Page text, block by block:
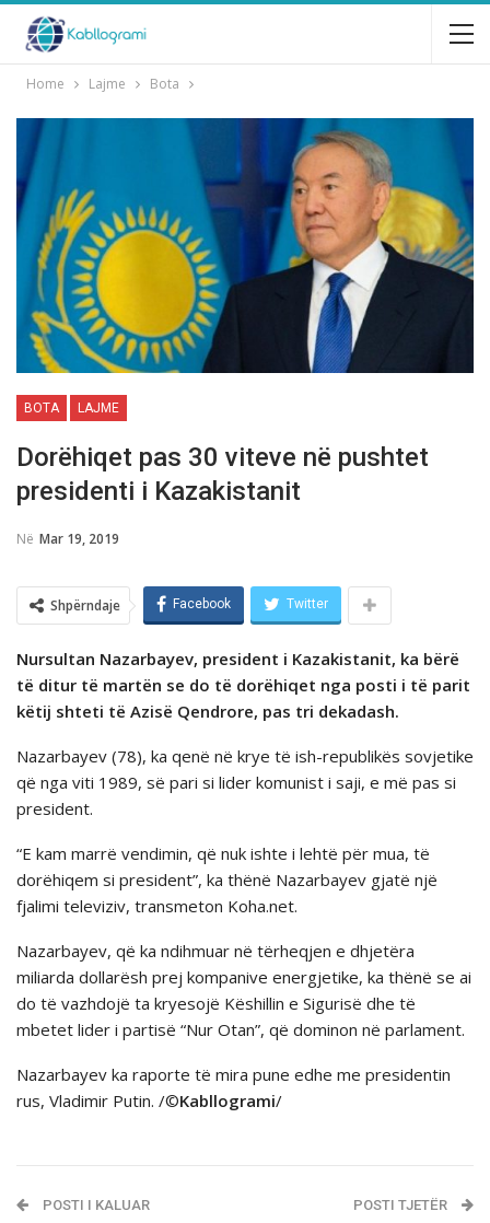
Home Lajme Bota
BOTA LAJME
Dorëhiqet pas 30 viteve në pushtet
presidenti i Kazakistanit
Në Mar 19, 2019
Shpërndaje Facebook Twitter
Nursultan Nazarbayev, president i Kazakistanit, ka bërë
të ditur të martën se do të dorëhiqet nga posti i të parit
këtij shteti të Azisë Qendrore, pas tri dekadash.
Nazarbayev (78), ka qenë në krye të ish-republikës sovjetike
që nga viti 1989, së pari si lider komunist i saji, e më pas si
president.
“E kam marrë vendimin, që nuk ishte i lehtë për mua, të
dorëhiqem si president”, ka thënë Nazarbayev gjatë një
fjalimi televiziv, transmeton Koha.net.
Nazarbayev, që ka ndihmuar në tërheqjen e dhjetëra
miliarda dollarësh prej kompanive energjetike, ka thënë se ai
do të vazhdojë ta kryesojë Këshillin e Sigurisë dhe të
mbetet lider i partisë “Nur Otan”, që dominon në parlament.
Nazarbayev ka raporte të mira pune edhe me presidentin
rus, Vladimir Putin. /©Kabllogrami/
POSTI I KALUAR POSTI TJETËR